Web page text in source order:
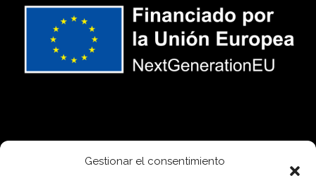
Gestionar el consentimiento